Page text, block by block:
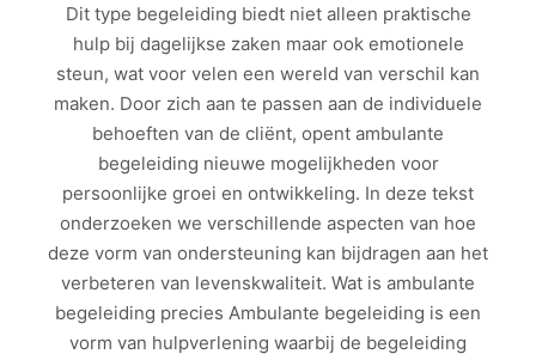
Dit type begeleiding biedt niet alleen praktische
hulp bij dagelijkse zaken maar ook emotionele
steun, wat voor velen een wereld van verschil kan
maken. Door zich aan te passen aan de individuele
behoeften van de cliënt, opent ambulante
begeleiding nieuwe mogelijkheden voor
persoonlijke groei en ontwikkeling. In deze tekst
onderzoeken we verschillende aspecten van hoe
deze vorm van ondersteuning kan bijdragen aan het
verbeteren van levenskwaliteit. Wat is ambulante
begeleiding precies Ambulante begeleiding is een
vorm van hulpverlening waarbij de begeleiding